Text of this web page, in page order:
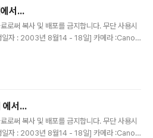
서...
로써 복사 및 배포를 금지합니다. 무단 사용시
일자 : 2003년 8월14 - 18일] 카메라 :Canon
하고 싶었었다..(하나 일본어가 많이 딸렸다)
에서...
로써 복사 및 배포를 금지합니다. 무단 사용시
일자 : 2003년 8월14 - 18일] 카메라 :Canon